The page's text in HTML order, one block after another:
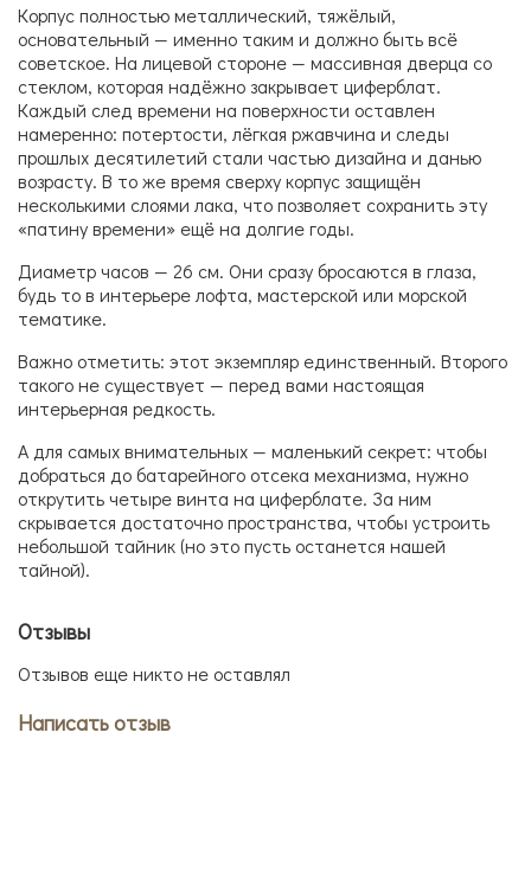
Корпус полностью металлический, тяжёлый,
основательный — именно таким и должно быть всё
советское. На лицевой стороне — массивная дверца со
стеклом, которая надёжно закрывает циферблат.
Каждый след времени на поверхности оставлен
намеренно: потертости, лёгкая ржавчина и следы
прошлых десятилетий стали частью дизайна и данью
возрасту. В то же время сверху корпус защищён
несколькими слоями лака, что позволяет сохранить эту
«патину времени» ещё на долгие годы.
Диаметр часов — 26 см. Они сразу бросаются в глаза,
будь то в интерьере лофта, мастерской или морской
тематике.
Важно отметить: этот экземпляр единственный. Второго
такого не существует — перед вами настоящая
интерьерная редкость.
А для самых внимательных — маленький секрет: чтобы
добраться до батарейного отсека механизма, нужно
открутить четыре винта на циферблате. За ним
скрывается достаточно пространства, чтобы устроить
небольшой тайник (но это пусть останется нашей
тайной).
Отзывы
Отзывов еще никто не оставлял
Написать отзыв